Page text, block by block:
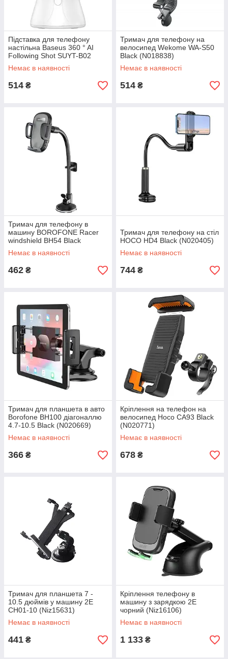
Підставка для телефону
настільна Baseus 360 ° AI
Following Shot SUYT-B02
White (N015836)
Немає в наявності
514 ₴
Тримач для телефону на
велосипед Wekome WA-S50
Black (N018838)
Немає в наявності
514 ₴
Тримач для телефону в
машину BOROFONE Racer
windshield BH54 Black
(N020283)
Немає в наявності
462 ₴
Тримач для телефону на стіл
HOCO HD4 Black (N020405)
Немає в наявності
744 ₴
Тримач для планшета в авто
Borofone BH100 діагоналлю
4.7-10.5 Black (N020669)
Немає в наявності
366 ₴
Кріплення на телефон на
велосипед Hoco CA93 Black
(N020771)
Немає в наявності
678 ₴
Тримач для планшета 7 -
10.5 дюймів у машину 2E
CH01-10 (Niz15631)
Немає в наявності
441 ₴
Кріплення телефону в
машину з зарядкою 2E
чорний (Niz16106)
Немає в наявності
1 133 ₴